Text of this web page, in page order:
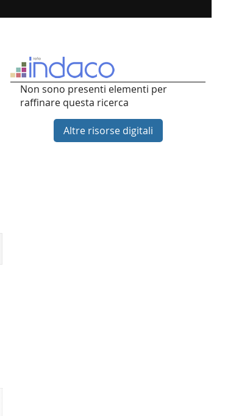
Trova
documento
Non sono presenti elementi per
raffinare questa ricerca
Altre risorse digitali